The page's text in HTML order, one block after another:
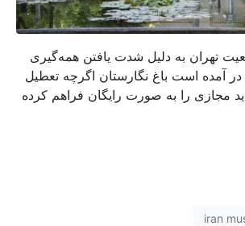
تهران به دلیل شدت یافتن همه‌گیری
آمده است باغ نگارستان اگرچه تعطیل
مجازی را به صورت رایگان فراهم کرده
iran